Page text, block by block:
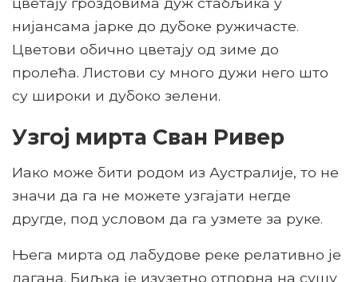
нијансама јарке до дубоке ружичасте.
Цветови обично цветају од зиме до
пролећа. Листови су много дужи него што
су широки и дубоко зелени.
Узгој мирта Сван Ривер
Иако може бити родом из Аустралије, то не
значи да га не можете узгајати негде
другде, под условом да га узмете за руке.
Њега мирта од лабудове реке релативно је
лагана. Биљка је изузетно отпорна на сушу